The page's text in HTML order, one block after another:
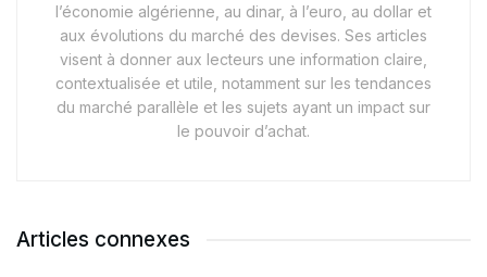
l’économie algérienne, au dinar, à l’euro, au dollar et
aux évolutions du marché des devises. Ses articles
visent à donner aux lecteurs une information claire,
contextualisée et utile, notamment sur les tendances
du marché parallèle et les sujets ayant un impact sur
le pouvoir d’achat.
Articles connexes